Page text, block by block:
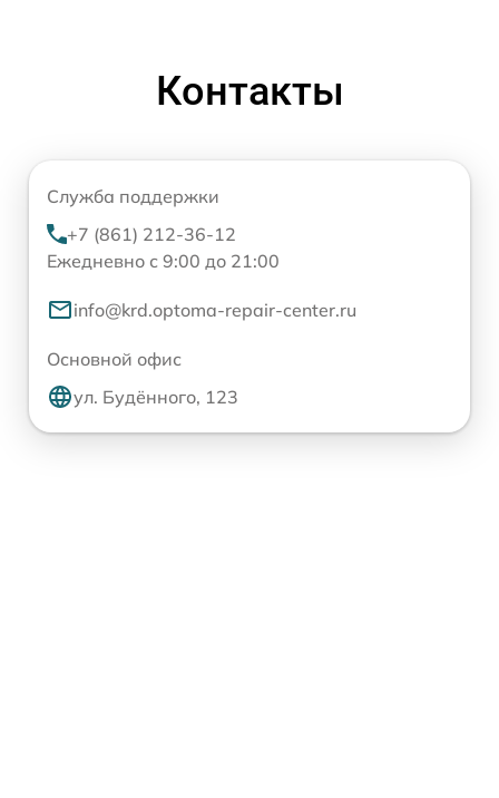
Контакты
Служба поддержки
+7 (861) 212-36-12
Ежедневно с 9:00 до 21:00
info@krd.optoma-repair-center.ru
Основной офис
ул. Будённого, 123